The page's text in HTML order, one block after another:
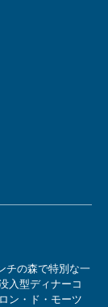
チの森で特別な一
入型ディナーコ
ン・ド・モーツ